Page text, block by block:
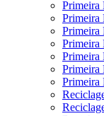
Primeira
Primeira
Primeira
Primeira
Primeira
Primeira
Primeira